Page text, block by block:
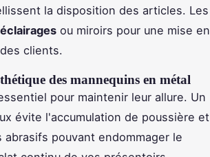
la disposition des articles. Les
éclairages ou miroirs pour une mise en
clients.
des mannequins en métal
pour maintenir leur allure. Un
évite l'accumulation de poussière et
pouvant endommager le